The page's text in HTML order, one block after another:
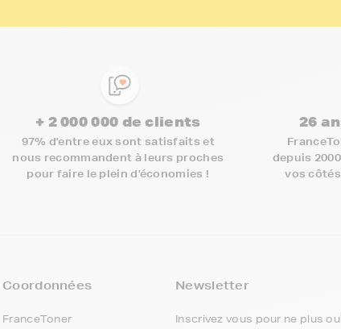
+ 2 000 000 de clients
97% d'entre eux sont satisfaits et
nous recommandent à leurs proches
pour faire le plein d'économies !
26
depuis
vos
Coordonnées
FranceToner
Newsletter
Inscrivez vous pour ne plus